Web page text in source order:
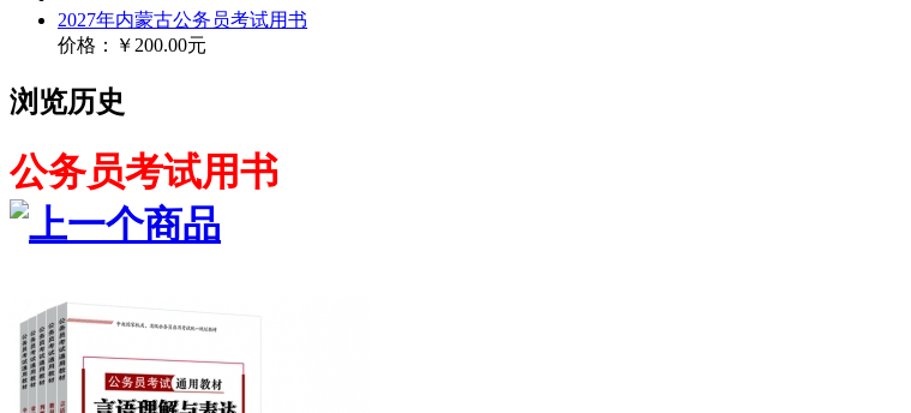
2027年内蒙古公务员考试用书
价格：
￥200.00元
浏览历史
公务员考试用书